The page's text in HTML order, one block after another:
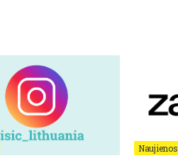
Naujienos